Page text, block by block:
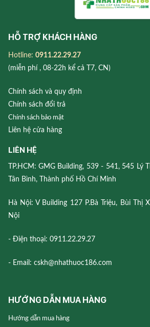
HỖ TRỢ KHÁCH HÀNG
Hotline: 0911.22.29.27
(miễn phí , 08-22h kể cả T7, CN)
Chính sách và quy định
Chính sách đổi trả
Chính sách bảo mật
Liên hệ cửa hàng
LIÊN HỆ
TP.HCM: GMG Building, 539 - 541, 545 Lý
Tân Bình, Thành phố Hồ Chí Minh
Hà Nội: V Building 127 P.Bà Triệu, Bùi Thị
Nội
- Điện thoại: 0911.22.29.27
- Email: cskh@nhathuoc186.com
HƯỚNG DẪN MUA HÀNG
Hướng dẫn mua hàng